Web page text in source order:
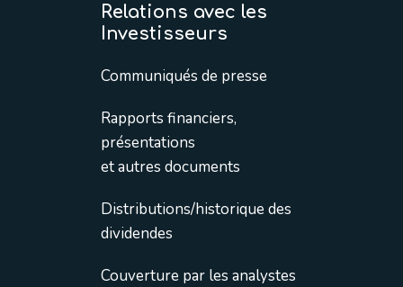
Relations avec les
Investisseurs
Communiqués de presse
Rapports financiers,
présentations
et autres documents
Distributions/historique des
dividendes
Couverture par les analystes